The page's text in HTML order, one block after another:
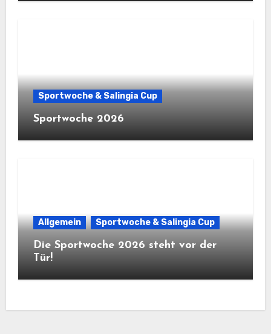
Sportwoche & Salingia Cup
Sportwoche 2026
Allgemein Sportwoche & Salingia Cup
Die Sportwoche 2026 steht vor der
Tür!